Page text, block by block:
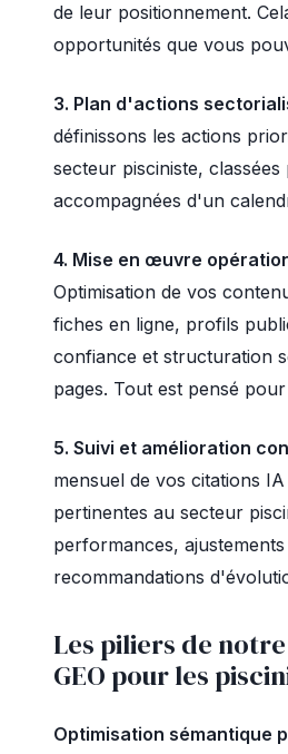
de leur positionnement.
opportunités que vous
3. Plan d'actions
définissons les actions
secteur pisciniste,
accompagnées d'un
4. Mise en œuvre
Optimisation de vos
fiches en ligne, profils
confiance et structuration
pages. Tout est pensé
5. Suivi et amélioration
mensuel de vos citations
pertinentes au secteur
performances,
recommandations
Les piliers de
GEO pour les
Optimisation sémantique